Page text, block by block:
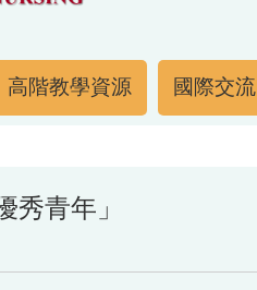
高階教學資源 國際交流
青年」